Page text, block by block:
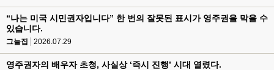
“나는 미국 시민권자입니다” 한 번의 잘못된 표시가 영주권을 막을 수
있습니다.
그늘집 2026.07.29
영주권자의 배우자 초청, 사실상 ‘즉시 진행’ 시대 열렸다.